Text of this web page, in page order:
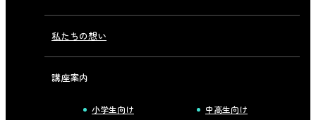
私たちの想い
講座案内
小学生向け 中高生向け